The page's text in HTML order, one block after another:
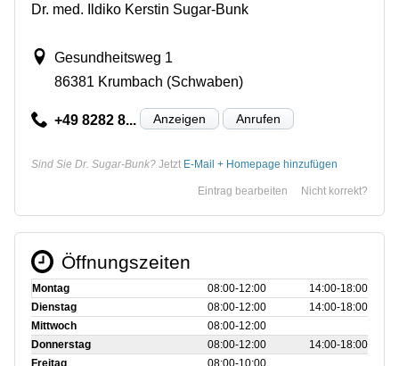
Dr. med. Ildiko Kerstin Sugar-Bunk
Gesundheitsweg 1
86381 Krumbach (Schwaben)
+49 8282 8... Anzeigen Anrufen
Sind Sie Dr. Sugar-Bunk? Jetzt E-Mail + Homepage hinzufügen
Nicht korrekt?
Eintrag bearbeiten
Öffnungszeiten
Montag 08:00‑12:00
14:00‑18:00
Dienstag
08:00‑12:00
14:00‑18:00
Mittwoch
08:00‑12:00
Donnerstag
08:00‑12:00
14:00‑18:00
Freitag
08:00‑10:00